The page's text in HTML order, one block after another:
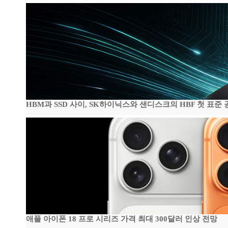
HBM과 SSD 사이, SK하이닉스와 샌디스크의 HBF 첫 표준
애플 아이폰 18 프로 시리즈 가격 최대 300달러 인상 전망